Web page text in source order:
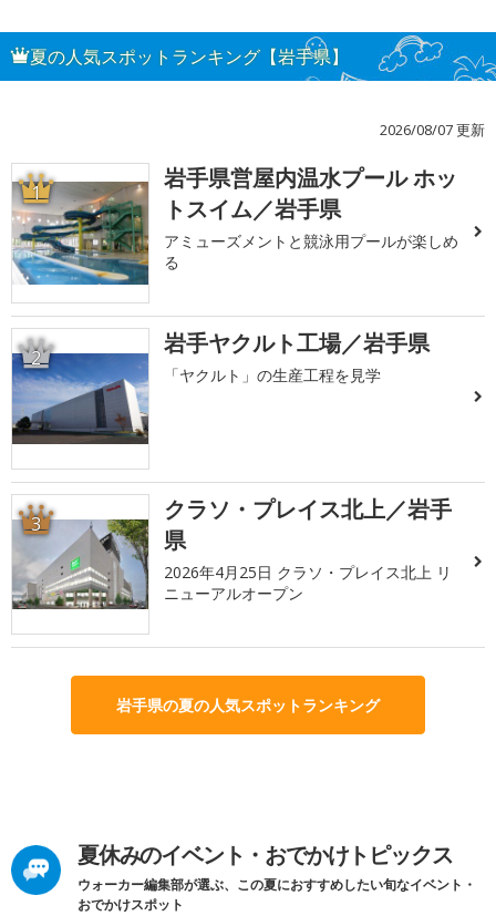
夏の人気スポットランキング【岩手県】
2026/08/07 更新
1
岩手県営屋内温水プール ホッ
トスイム／岩手県
アミューズメントと競泳用プールが楽しめ
る
2 岩手ヤクルト工場／岩手県
「ヤクルト」の生産工程を見学
3
クラソ・プレイス北上／岩手
県
2026年4月25日 クラソ・プレイス北上 リ
ニューアルオープン
岩手県の夏の人気スポットランキング
夏休みのイベント・おでかけトピックス
ウォーカー編集部が選ぶ、この夏におすすめしたい旬なイベント・
おでかけスポット